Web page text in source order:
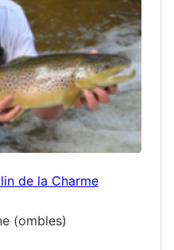
de la Charme
(ombles)